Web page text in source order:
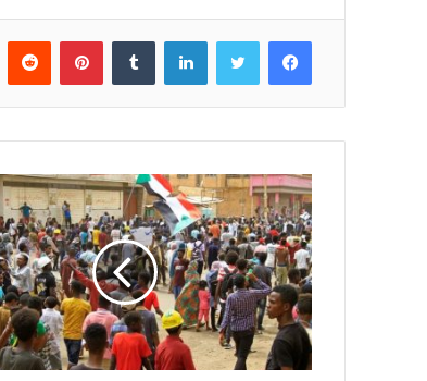
فيسبوك تويتر لينكدإن بينتيريست